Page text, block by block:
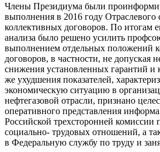
Члены Президиума были
выполнения в 2016 году Отраслевого
коллективных договоров. По итогам
анализа было решено усилить
выполнением отдельных положений
договоров, в частности, не допуская
снижения установленных гарантий и
же ухудшения показателей,
экономическую ситуацию в
нефтегазовой отрасли, признано
оперативного представления
Российской трехсторонней комиссии
социально- трудовых отношений, а
в Федеральную службу по труду и